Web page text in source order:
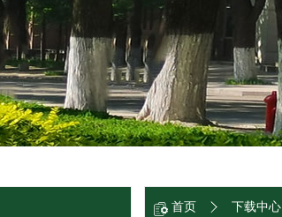
首页 下载中心